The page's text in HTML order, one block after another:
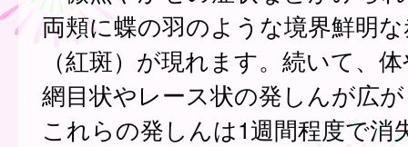
両頬に蝶の羽のような境界鮮明
（紅斑）が現れます。続いて、
網目状やレース状の発しんが広
これらの発しんは1週間程度で消